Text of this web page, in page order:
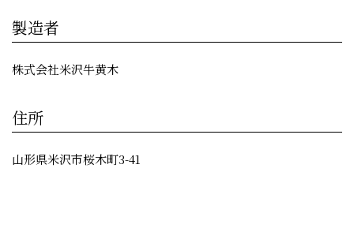
製造者
株式会社米沢牛黄木
住所
山形県米沢市桜木町3-41